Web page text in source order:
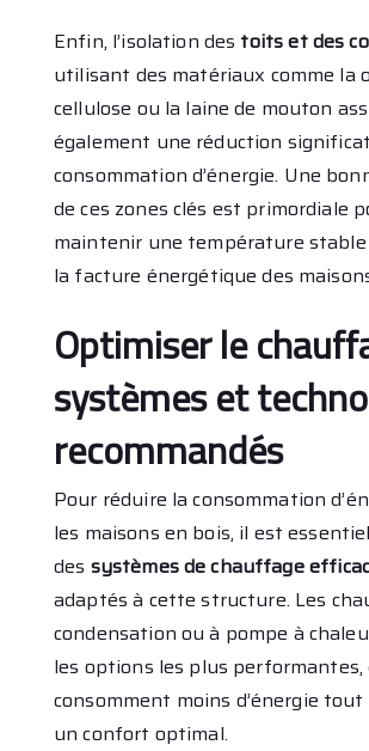
Enfin, l’isolation des toits et des
utilisant des matériaux comme la
cellulose ou la laine de mouton
également une réduction
consommation d’énergie. Une
de ces zones clés est primordiale
maintenir une température
la facture énergétique des
Optimiser le
systèmes et
recommandés
Pour réduire la consommation
les maisons en bois, il est
des systèmes de chauffage
adaptés à cette structure. Les
condensation ou à pompe à
les options les plus performantes,
consomment moins d’énergie
un confort optimal.